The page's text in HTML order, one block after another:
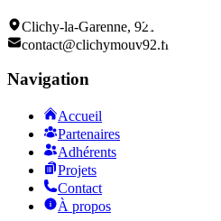
Clichy-la-Garenne, 92110
contact@clichymouv92.fr
Navigation
Accueil
Partenaires
Adhérents
Projets
Contact
À propos